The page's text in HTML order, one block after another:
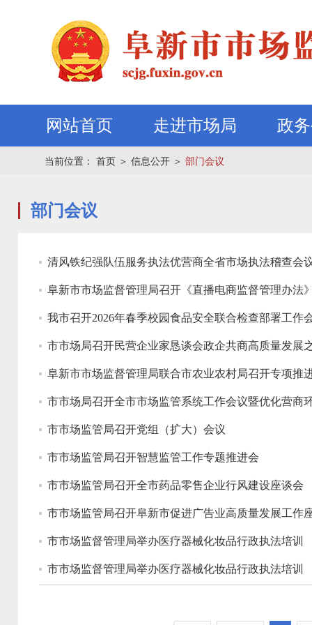
网站首页 走进市场局 政
当前位置： 首页 ＞ 信息公开 ＞ 部门会议
部门会议
清风铁纪强队伍服务执法优营商全省市场执法稽查会
阜新市市场监督管理局召开《直播电商监督管理办法
我市召开2026年春季校园食品安全联合检查部署工作
市市场局召开民营企业家恳谈会政企共商高质量发展
阜新市市场监督管理局联合市农业农村局召开专项推
市市场局召开全市市场监管系统工作会议暨优化营商
市市场监管局召开党组（扩大）会议
市市场监管局召开智慧监管工作专题推进会
市市场监管局召开全市药品零售企业行风建设座谈会
市市场监管局召开阜新市促进广告业高质量发展工作
市市场监督管理局举办医疗器械化妆品行政执法培训
市市场监督管理局举办医疗器械化妆品行政执法培训